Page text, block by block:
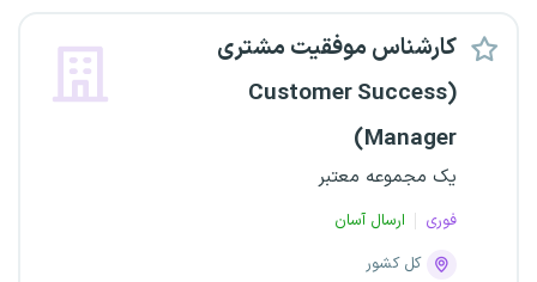
کارشناس موفقیت مشتری
(Customer Success
Manager)
یک مجموعه معتبر
فوری
ارسال آسان
کل کشور